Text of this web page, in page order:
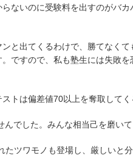
ないのに受験料を出すのがバカ
と出てくるわけで、勝てなく
ですので、私も塾生には失敗
トは偏差値70以上を奪取してく
でした。みんな相当己を磨いて
ツワモノも登場し、厳しいと